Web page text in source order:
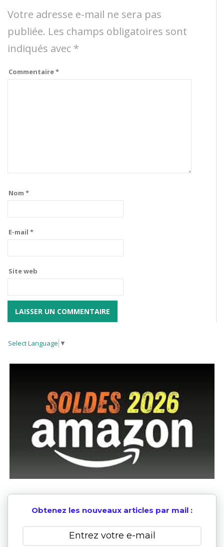
Votre adresse e-mail ne sera pas
publiée. Les champs obligatoires sont
indiqués avec *
Commentaire*
Nom *
E-mail *
Site web
Select Language ▼
Obtenez les nouveaux articles par mail :